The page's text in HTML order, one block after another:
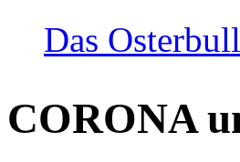
Das
CORONA